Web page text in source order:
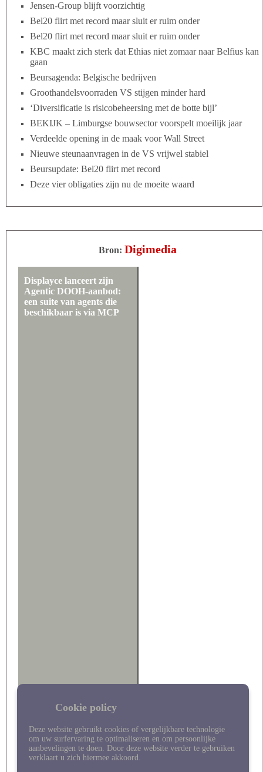
Jensen-Group blijft voorzichtig
Bel20 flirt met record maar sluit er ruim onder
Bel20 flirt met record maar sluit er ruim onder
KBC maakt zich sterk dat Ethias niet zomaar naar Belfius kan
gaan
Beursagenda: Belgische bedrijven
Groothandelsvoorraden VS stijgen minder hard
‘Diversificatie is risicobeheersing met de botte bijl’
BEKIJK – Limburgse bouwsector voorspelt moeilijk jaar
Verdeelde opening in de maak voor Wall Street
Nieuwe steunaanvragen in de VS vrijwel stabiel
Beursupdate: Bel20 flirt met record
Deze vier obligaties zijn nu de moeite waard
Bron: Digimedia
Displayce lanceert zijn
Agentic DOOH-aanbod:
een suite van agents die
beschikbaar is via MCP
Cookie policy
Deze website gebruikt cookies of vergelijkbare technologie
om uw surfervaring te optimaliseren en om persoonlijke
aanbevelingen te doen. Door deze website verder te gebruiken
verklaart u zich hiermee akkoord.